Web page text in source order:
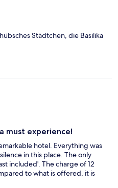
Städtchen, die Basilika
must experience!
hotel. Everything was
in this place. The only
included'. The charge of 12
to what is offered, it is